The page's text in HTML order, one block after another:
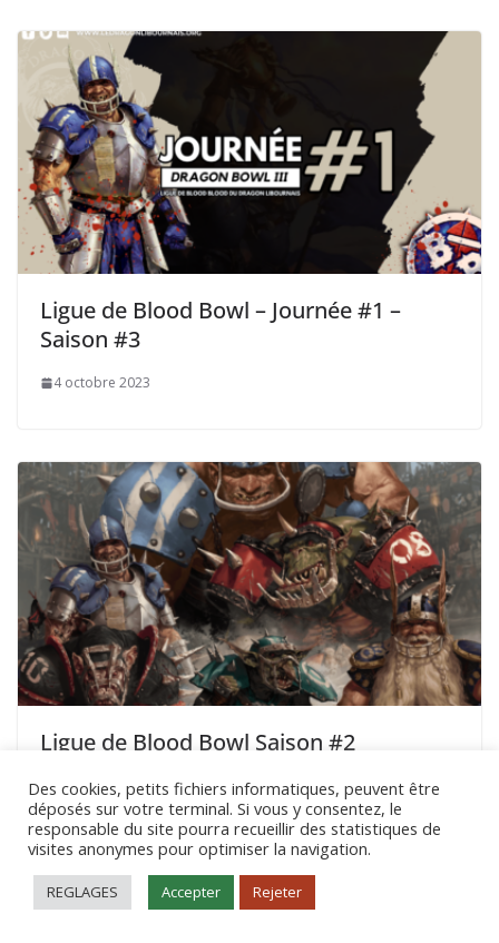
Ligue de Blood Bowl – Journée #1 –
Saison #3
4 octobre 2023
Ligue de Blood Bowl Saison #2
3 mars 2023
Des cookies, petits fichiers informatiques, peuvent être
déposés sur votre terminal. Si vous y consentez, le
responsable du site pourra recueillir des statistiques de
visites anonymes pour optimiser la navigation.
REGLAGES Accepter Rejeter